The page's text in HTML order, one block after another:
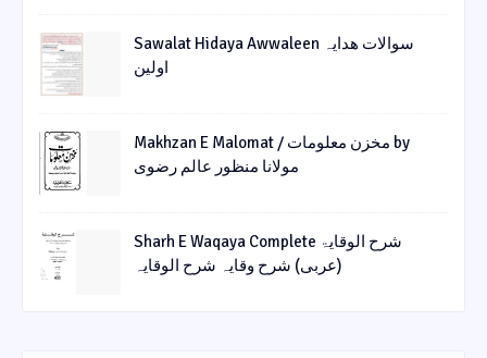
Sawalat Hidaya Awwaleen سوالات ھدایہ
اولین
Makhzan E Malomat / مخزن معلومات by
مولانا منظور عالم رضوی
Sharh E Waqaya Complete شرح الوقایۃ
(عربی) شرح وقایہ شرح الوقایہ